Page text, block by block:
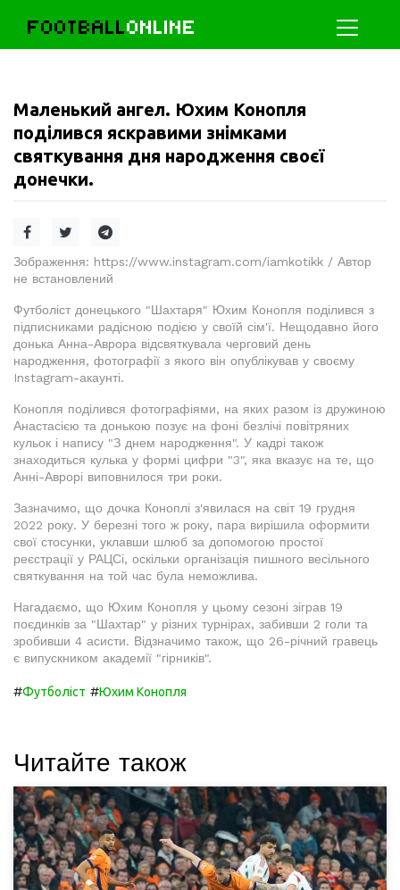
FOOTBALLONLINE
Маленький ангел. Юхим Конопля
поділився яскравими знімками
святкування дня народження своєї
донечки.
Зображення: https://www.instagram.com/iamkotikk / Автор
не встановлений
Футболіст донецького "Шахтаря" Юхим Конопля поділився з
підписниками радісною подією у своїй сім'ї. Нещодавно його
донька Анна-Аврора відсвяткувала черговий день
народження, фотографії з якого він опублікував у своєму
Instagram-акаунті.
Конопля поділився фотографіями, на яких разом із дружиною
Анастасією та донькою позує на фоні безлічі повітряних
кульок і напису "З днем народження". У кадрі також
знаходиться кулька у формі цифри "3", яка вказує на те, що
Анні-Аврорі виповнилося три роки.
Зазначимо, що дочка Коноплі з'явилася на світ 19 грудня
2022 року. У березні того ж року, пара вирішила оформити
свої стосунки, уклавши шлюб за допомогою простої
реєстрації у РАЦСі, оскільки організація пишного весільного
святкування на той час була неможлива.
Нагадаємо, що Юхим Конопля у цьому сезоні зіграв 19
поєдинків за "Шахтар" у різних турнірах, забивши 2 голи та
зробивши 4 асисти. Відзначимо також, що 26-річний гравець
є випускником академії "гірників".
#Футболіст #Юхим Конопля
Читайте також